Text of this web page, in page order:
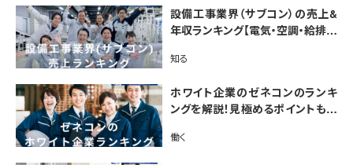
設備工事業界（サブコン）の売上&
年収ランキング【電気・空調・給排水
市場規模も解説
知る
ホワイト企業のゼネコンのランキ
ングを解説！見極めるポイントも紹
働く